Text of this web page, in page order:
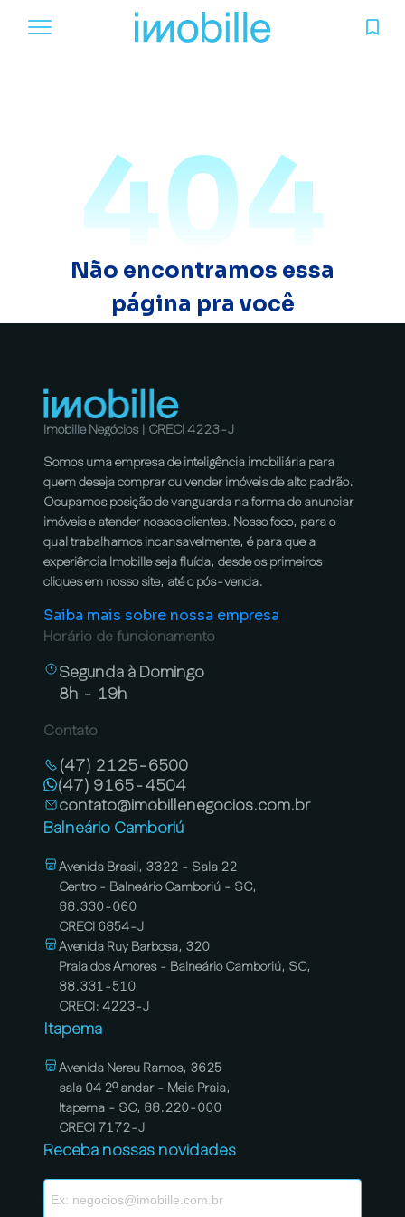
404
Não encontramos essa
página pra você
Imobille Negócios | CRECI 4223-J
Somos uma empresa de inteligência imobiliária para
quem deseja comprar ou vender imóveis de alto padrão.
Ocupamos posição de vanguarda na forma de anunciar
imóveis e atender nossos clientes. Nosso foco, para o
qual trabalhamos incansavelmente, é para que a
experiência Imobille seja fluída, desde os primeiros
cliques em nosso site, até o pós-venda.
Saiba mais sobre nossa empresa
Horário de funcionamento
Segunda à Domingo
8h - 19h
Contato
(47) 2125-6500
(47) 9165-4504
contato@imobillenegocios.com.br
Balneário Camboriú
Avenida Brasil, 3322 - Sala 22
Centro - Balneário Camboriú - SC,
88.330-060
CRECI 6854-J
Avenida Ruy Barbosa, 320
Praia dos Amores - Balneário Camboriú, SC,
88.331-510
CRECI: 4223-J
Itapema
Avenida Nereu Ramos, 3625
sala 04 2º andar - Meia Praia,
Itapema - SC, 88.220-000
CRECI 7172-J
Receba nossas novidades